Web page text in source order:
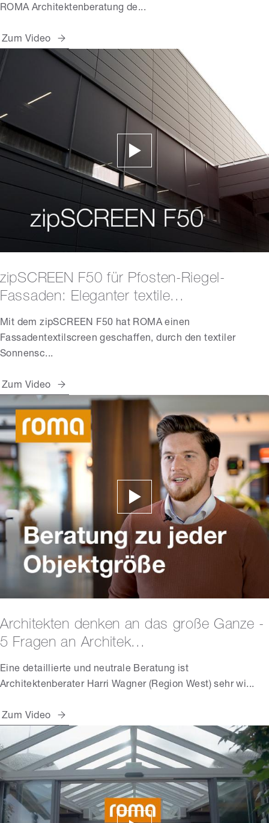
ROMA Architektenberatung de...
Zum Video
zipSCREEN F50 für Pfosten-Riegel-
Fassaden: Eleganter textile...
Mit dem zipSCREEN F50 hat ROMA einen
Fassadentextilscreen geschaffen, durch den textiler
Sonnensc...
Zum Video
Architekten denken an das große Ganze -
5 Fragen an Architek...
Eine detaillierte und neutrale Beratung ist
Architektenberater Harri Wagner (Region West) sehr wi...
Zum Video